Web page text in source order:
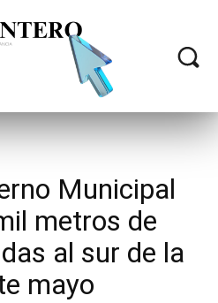
Municipal
metros de
al sur de la
mayo